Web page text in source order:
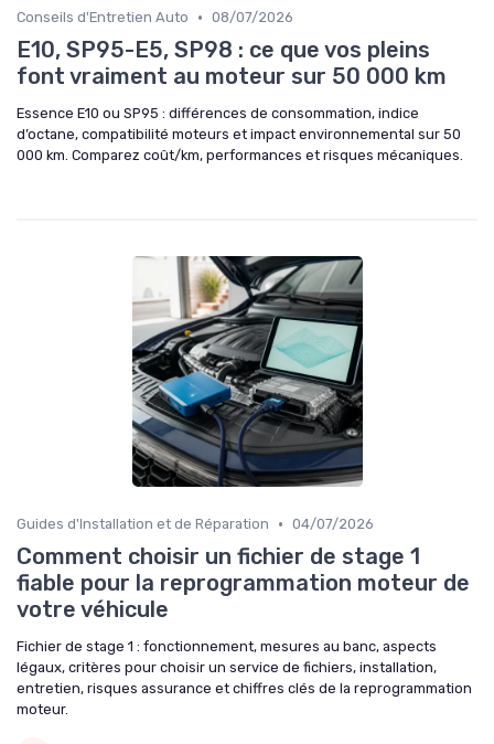
Conseils d'Entretien Auto • 08/07/2026
E10, SP95-E5, SP98 : ce que vos pleins
font vraiment au moteur sur 50 000 km
Essence E10 ou SP95 : différences de consommation, indice
d’octane, compatibilité moteurs et impact environnemental sur 50
000 km. Comparez coût/km, performances et risques mécaniques.
Guides d'Installation et de Réparation • 04/07/2026
Comment choisir un fichier de stage 1
fiable pour la reprogrammation moteur de
votre véhicule
Fichier de stage 1 : fonctionnement, mesures au banc, aspects
légaux, critères pour choisir un service de fichiers, installation,
entretien, risques assurance et chiffres clés de la reprogrammation
moteur.